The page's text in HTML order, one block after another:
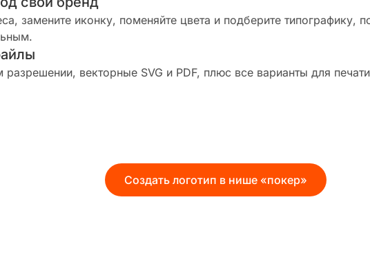
замените иконку, поменяйте цвета и подберите типографику,
векторные SVG и PDF, плюс все варианты для
Создать логотип в нише «покер»